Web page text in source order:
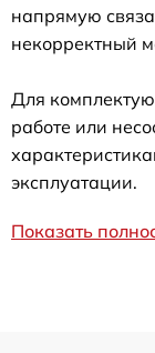
напрямую
некорректный
Для
работе или
эксплуатации.
Показать